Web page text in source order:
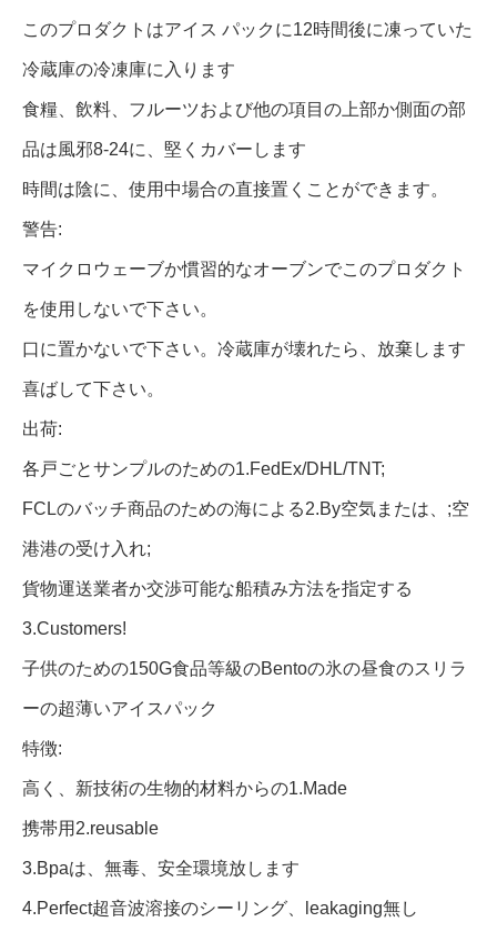
このプロダクトはアイス パックに12時間後に凍っていた
冷蔵庫の冷凍庫に入ります
食糧、飲料、フルーツおよび他の項目の上部か側面の部
品は風邪8-24に、堅くカバーします
時間は陰に、使用中場合の直接置くことができます。
警告:
マイクロウェーブか慣習的なオーブンでこのプロダクト
を使用しないで下さい。
口に置かないで下さい。冷蔵庫が壊れたら、放棄します
喜ばして下さい。
出荷:
各戸ごとサンプルのための1.FedEx/DHL/TNT;
FCLのバッチ商品のための海による2.By空気または、;空
港港の受け入れ;
貨物運送業者か交渉可能な船積み方法を指定する
3.Customers!
子供のための150G食品等級のBentoの氷の昼食のスリラ
ーの超薄いアイスパック
特徴:
高く、新技術の生物的材料からの1.Made
携帯用2.reusable
3.Bpaは、無毒、安全環境放します
4.Perfect超音波溶接のシーリング、leakaging無し